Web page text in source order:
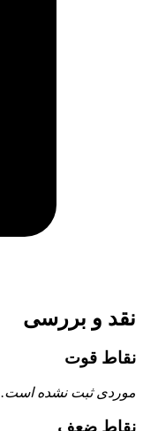
نقد و بررسی
نقاط قوت
موردی ثبت نشده است.
نقاط ضعف